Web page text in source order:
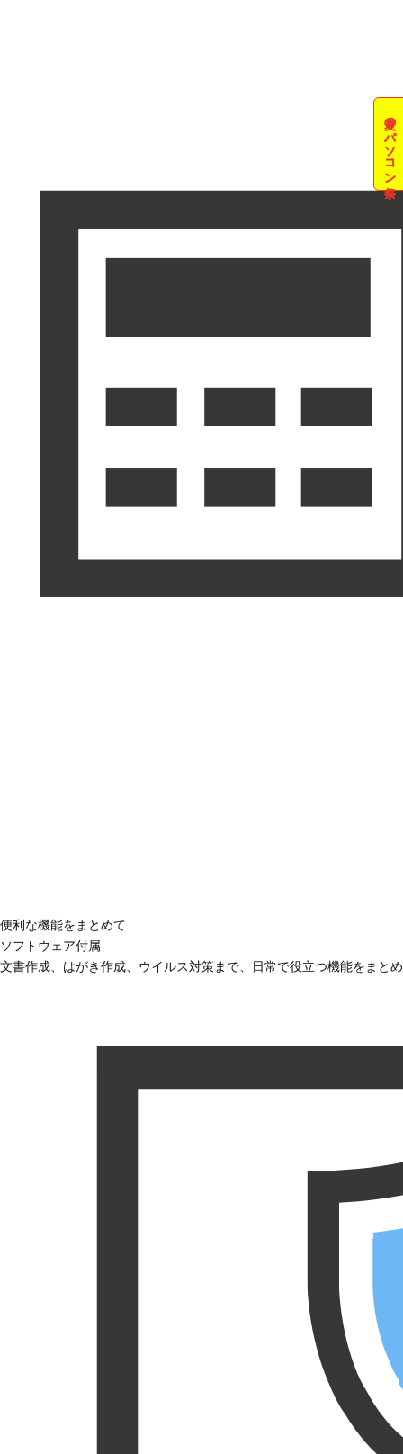
夏のパソコン祭
便利な機能をまとめて
ソフトウェア付属
文書作成、はがき作成、ウイルス対策まで、日常で役立つ機能をまと